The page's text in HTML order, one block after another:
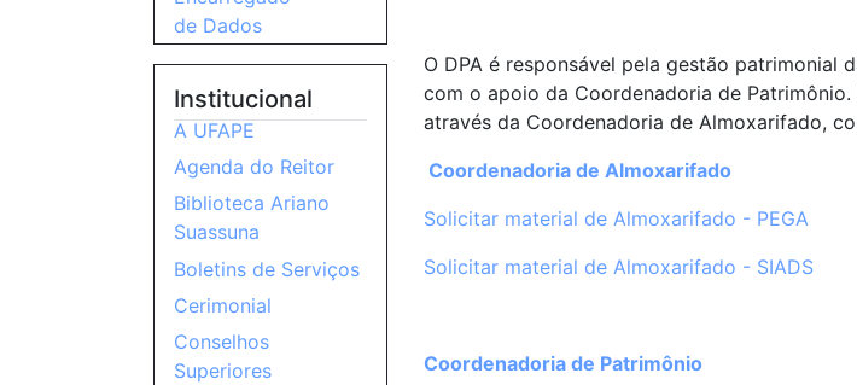
O DPA é responsável pela gestão patrimonial
com o apoio da Coordenadoria de
através da Coordenadoria de Almoxarifado,
Coordenadoria de Almoxarifado
Solicitar material de Almoxarifado - PEGA
Solicitar material de Almoxarifado - SIADS
Coordenadoria de Patrimônio
de Dados
Institucional
A UFAPE
Agenda do Reitor
Biblioteca Ariano
Suassuna
Boletins de Serviços
Cerimonial
Conselhos
Superiores